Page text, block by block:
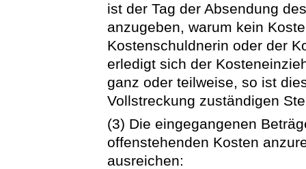
ist der Tag der Absendung
anzugeben, warum kein
Kostenschuldnerin oder der
erledigt sich der
ganz oder teilweise, so ist
Vollstreckung zuständigen
(3) Die eingegangenen
offenstehenden Kosten
ausreichen: